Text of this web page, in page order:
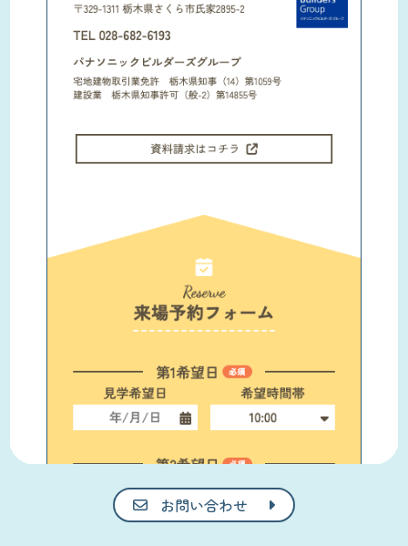
お問い合わせ